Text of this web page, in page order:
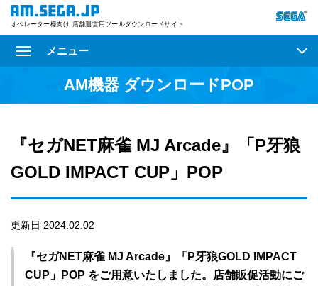
オペレーター様向け 店舗運営用ツールダウンロードサイト
メニュー
AM機器 ダウンロードPOP
『セガNET麻雀 MJ Arcade』「P牙狼
GOLD IMPACT CUP」POP
更新日 2024.02.02
『セガNET麻雀 MJ Arcade』「P牙狼GOLD IMPACT
CUP」POP をご用意いたしました。店舗販促活動にご